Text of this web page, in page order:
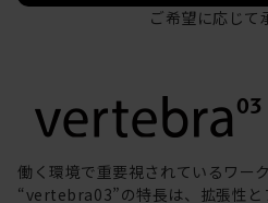
ご希望に応じて
働く環境で重要視されているワー
“vertebra03”の特長は、拡張性と